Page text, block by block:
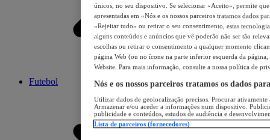
Futebol
únicos, no seu dispositivo. Se selecionar «Aceito», permite
apresentadas em «Nós e os nossos parceiros tratamos dados
«Rejeitar tudo» ou retirar o seu consentimento, estas
alguns conteúdos e anúncios que vê poderão não ser tão
escolhas ou retirar o consentimento a qualquer momento
página Web (ou no ícone na parte inferior esquerda da página,
Website. Para mais informação, consulte a nossa política de
Nós e os nossos parceiros tratamos os dados
Utilizar dados de geolocalização precisos. Procurar
Armazenar e/ou aceder a informações num dispositivo.
publicidade e conteúdos, estudos de audiência e
Lista de parceiros (fornecedores)